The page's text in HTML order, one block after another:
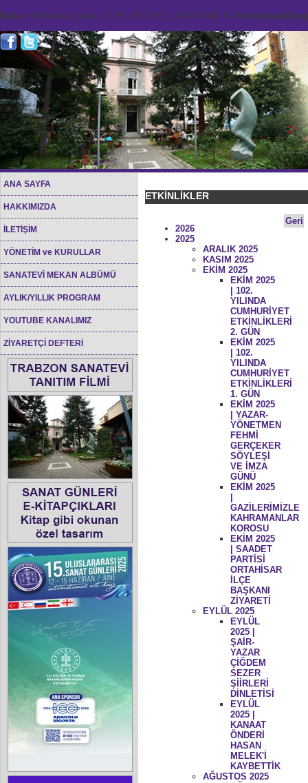
Notice: Undefined index: HTTP_ACCEPT_LANGUAGE in /home/
ANA SAYFA
HAKKIMIZDA
İLETİŞİM
YÖNETİM ve KURULLAR
SANATEVİ MEKAN ALBÜMÜ
AYLIK/YILLIK PROGRAM
YOUTUBE KANALIMIZ
ZİYARETÇİ DEFTERİ
ETKİNLİKLER
Geri
2026
2025
ARALIK 2025
KASIM 2025
EKİM 2025
EKİM 2025
| 102.
YILINDA
CUMHURİYET
ETKİNLİKLERİ
2. GÜN
EKİM 2025
| 102.
YILINDA
CUMHURİYET
ETKİNLİKLERİ
1. GÜN
EKİM 2025
| YAZAR-
YÖNETMEN
FEHMİ
GERÇEKER
SÖYLEŞİ
VE İMZA
GÜNÜ
EKİM 2025
GAZİLERİMİZLE
KAHRAMANLAR
KOROSU
EKİM 2025
| SAADET
PARTİSİ
ORTAHİSAR
İLÇE
BAŞKANI
ZİYARETİ
EYLÜL 2025
EYLÜL
2025 |
ŞAİR-
YAZAR
ÇİĞDEM
SEZER
ŞİİRLERİ
DİNLETİSİ
EYLÜL
2025 |
KANAAT
ÖNDERİ
HASAN
MELEK'İ
KAYBETTİK
AĞUSTOS 2025